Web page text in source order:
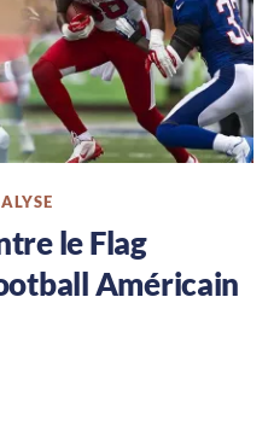
le Flag
Américain